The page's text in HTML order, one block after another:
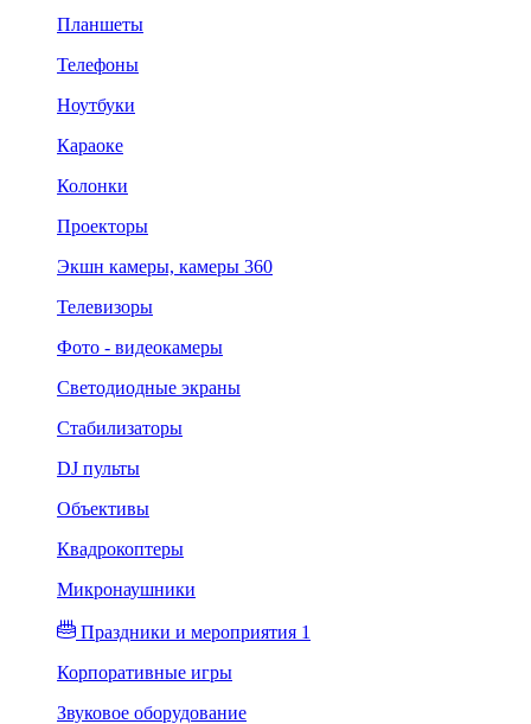
Планшеты
Телефоны
Ноутбуки
Караоке
Колонки
Проекторы
Экшн камеры, камеры 360
Телевизоры
Фото - видеокамеры
Светодиодные экраны
Стабилизаторы
DJ пульты
Объективы
Квадрокоптеры
Микронаушники
Праздники и мероприятия 1
Корпоративные игры
Звуковое оборудование